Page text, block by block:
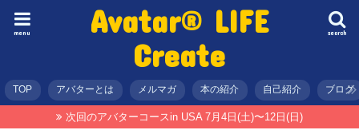
Avatar® LIFE
Create
search
menu
TOP アバターとは メルマガ 本の紹介 自己紹介 ブログ
次回のアバターコースin USA 7月4日(土)〜12日(日)